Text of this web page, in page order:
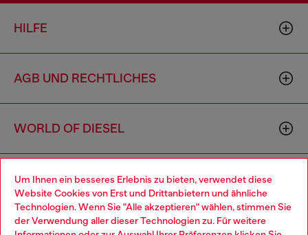
Um Ihnen ein besseres Erlebnis zu bieten, verwendet diese
Website Cookies von Erst und Drittanbietern und ähnliche
Technologien. Wenn Sie "Alle akzeptieren" wählen, stimmen Sie
der Verwendung aller dieser Technologien zu. Für weitere
HILFE
AGB UND RECHTLICHES
WORLD OF DIESEL
CORPORATE
Choose your location